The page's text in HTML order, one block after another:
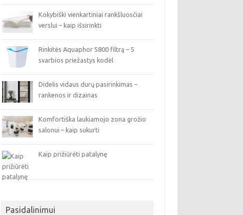
Kokybiški vienkartiniai rankšluosčiai
verslui – kaip išsirinkti
Rinkitės Aquaphor S800 filtrą – 5
svarbios priežastys kodėl
Didelis vidaus durų pasirinkimas –
rankenos ir dizainas
Komfortiška laukiamojo zona grožio
salonui – kaip sukurti
Kaip prižiūrėti patalynę
Pasidalinimui